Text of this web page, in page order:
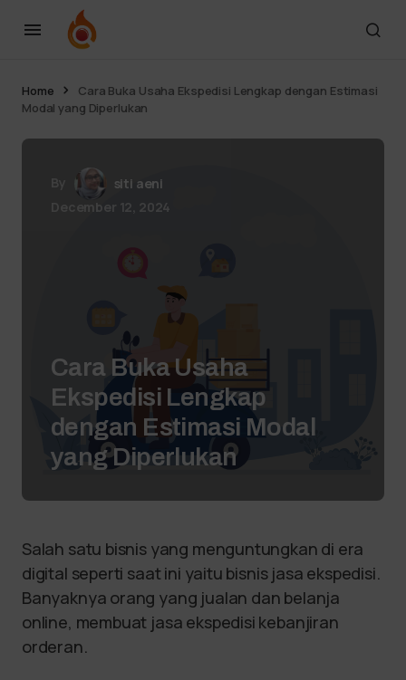
Home
Cara Buka Usaha Ekspedisi Lengkap dengan Estimasi
Modal yang Diperlukan
siti aeni
December 12, 2024
Cara Buka Usaha
Ekspedisi Lengkap
dengan Estimasi Modal
yang Diperlukan
Salah satu bisnis yang menguntungkan di era
digital seperti saat ini yaitu bisnis jasa ekspedisi.
Banyaknya orang yang jualan dan belanja
online, membuat jasa ekspedisi kebanjiran
orderan.